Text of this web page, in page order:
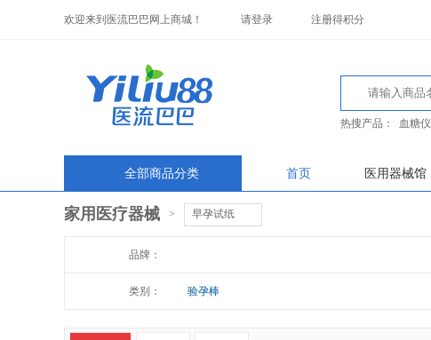
欢迎来到医流巴巴网上商城！ 请登录 注册得积分
热搜产品： 血糖仪
全部商品分类 首页 医用器械馆
家用医疗器械 > 早孕试纸
品牌：
类别： 验孕棒